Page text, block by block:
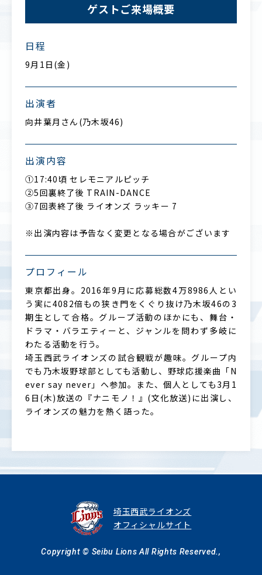
ゲストご来場概要
日程
9月1日(金)
出演者
向井葉月さん(乃木坂46)
出演内容
①17:40頃 セレモニアルピッチ
②5回裏終了後 TRAIN-DANCE
③7回表終了後 ライオンズ ラッキー 7
※出演内容は予告なく変更となる場合がございます
プロフィール
東京都出身。2016年9月に応募総数4万8986人とい
う実に4082倍もの狭き門をくぐり抜け乃木坂46の3
期生として合格。グループ活動のほかにも、舞台・
ドラマ・バラエティーと、ジャンルを問わず多岐に
わたる活動を行う。
埼玉西武ライオンズの試合観戦が趣味。グループ内
でも乃木坂野球部としても活動し、野球応援楽曲「N
ever say never」へ参加。また、個人としても3月1
6日(木)放送の『ナニモノ！』(文化放送)に出演し、
ライオンズの魅力を熱く語った。
埼玉西武ライオンズ
オフィシャルサイト
Copyright © Seibu Lions All Rights Reserved.,